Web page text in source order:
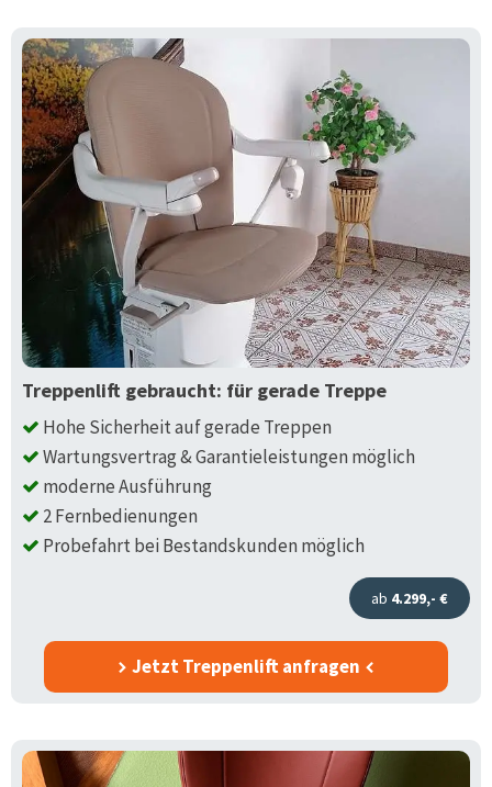
Treppenlift gebraucht: für gerade Treppe
Hohe Sicherheit auf gerade Treppen
Wartungsvertrag & Garantieleistungen möglich
moderne Ausführung
2 Fernbedienungen
Probefahrt bei Bestandskunden möglich
ab 4.299,- €
Jetzt Treppenlift anfragen